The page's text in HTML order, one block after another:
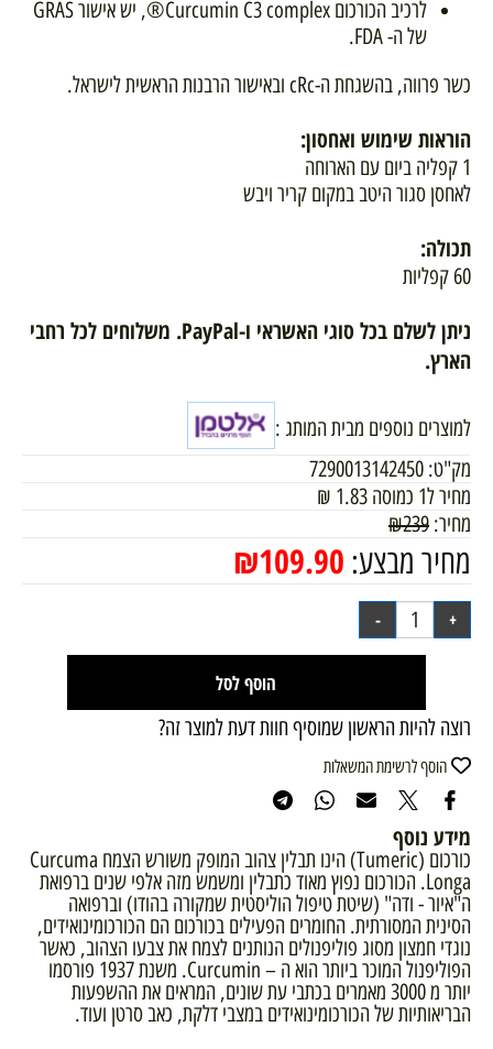
לרכיב הכורכום Curcumin C3 complex®, יש אישור GRAS
של ה- FDA.
כשר פרווה, בהשגחת ה-cRc ובאישור הרבנות הראשית לישראל.
הוראות שימוש ואחסון:
1 קפליה ביום עם הארוחה
לאחסן סגור היטב במקום קריר ויבש
תכולה:
60 קפליות
ניתן לשלם בכל סוגי האשראי ו-PayPal. משלוחים לכל רחבי
הארץ.
למוצרים נוספים מבית המותג :
מק"ט: 7290013142450
מחיר ל1 כמוסה
1.83
₪
מחיר:
₪239
מחיר מבצע: ₪109.90
הוסף לסל
רוצה להיות הראשון שמוסיף חוות דעת למוצר זה?
הוסף לרשימת המשאלות
מידע נוסף
כורכום (Tumeric) הינו תבלין צהוב המופק משורש הצמח Curcuma
Longa. הכורכום נפוץ מאוד כתבלין ומשמש מזה אלפי שנים ברפואת
ה"איור - ודה" (שיטת טיפול הוליסטית שמקורה בהודו) וברפואה
הסינית המסורתית. החומרים הפעילים בכורכום הם הכורכומינואידים,
נוגדי חמצון מסוג פוליפנולים הנותנים לצמח את צבעו הצהוב, כאשר
הפוליפנול המוכר ביותר הוא ה – Curcumin. משנת 1937 פורסמו
יותר מ 3000 מאמרים בכתבי עת שונים, המראים את ההשפעות
הבריאותיות של הכורכומינואידים במצבי דלקת, כאב סרטן ועוד.